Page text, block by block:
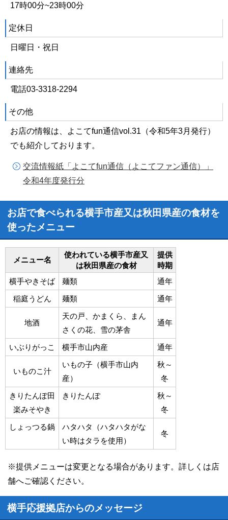
17時00分~23時00分
定休日
日曜日・祝日
連絡先
電話03-3318-2294
その他
お店の情報は、よこてfun通信vol.31（令和5年3月発行）
でも紹介しております。
交流情報紙「よこてfun通信（よこてファン通信）」
令和4年度発行分
お店で食べられる横手市産又は秋田県産の食材を
使ったメニュー
メニュー名
使われている横手市産又
は秋田県産の食材
提供
時期
横手やきそば
麺類
通年
稲庭うどん
麺類 通年
地酒
天の戸、かまくら、まん
さくの花、雪の茅舎
通年
いぶりがっこ 横手市山内産 通年
いものこ汁
いもの子（横手市山内
産）
秋～
冬
きりたんぽ田
楽みそやき
きりたんぽ
秋～
冬
しょっつる鍋
ハタハタ（ハタハタがな
い時はタラを使用）
冬
※提供メニューは変更となる場合があります。詳しくは店
舗へご確認ください。
横手応援拠店からのメッセージ